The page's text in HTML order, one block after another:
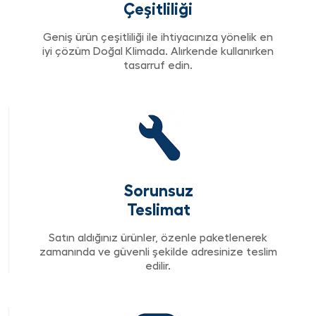
Çeşitliliği
Geniş ürün çeşitliliği ile ihtiyacınıza yönelik en
iyi çözüm Doğal Klimada. Alırkende kullanırken
tasarruf edin.
Sorunsuz
Teslimat
Satın aldığınız ürünler, özenle paketlenerek
zamanında ve güvenli şekilde adresinize teslim
edilir.